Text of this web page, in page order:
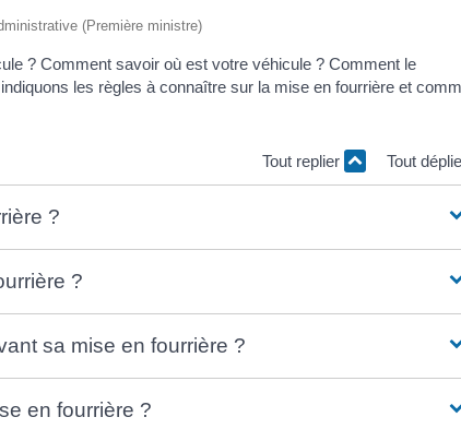
(Première ministre)
? Comment savoir où est votre véhicule ? Comment le
les règles à connaître sur la mise en fourrière et
Tout replier Tout
?
?
sa mise en fourrière ?
en fourrière ?